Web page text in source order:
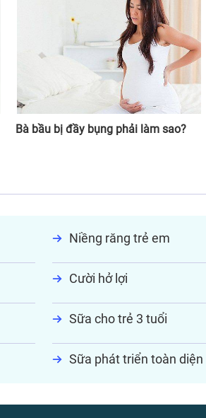
Bà bầu bị đầy bụng phải làm sao?
Niềng răng trẻ em
Cười hở lợi
Sữa cho trẻ 3 tuổi
Sữa phát triển toàn diện